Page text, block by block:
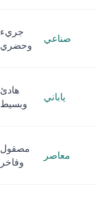
صناعي
جريء
وحضري
ياباني
هادئ
وبسيط
معاصر
مصقول
وفاخر